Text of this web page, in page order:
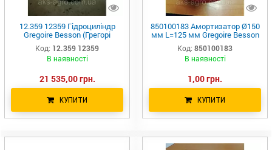
12.359 12359 Гідроциліндр
Gregoire Besson (Грегорі
Код: 12.359 12359
В наявності
21 535,00 грн.
КУПИТИ
850100183 Амортизатор Ø150
мм L=125 мм Gregoire Besson
(850 100183увальники Бессон)
Код: 850100183
В наявності
1,00 грн.
КУПИТИ